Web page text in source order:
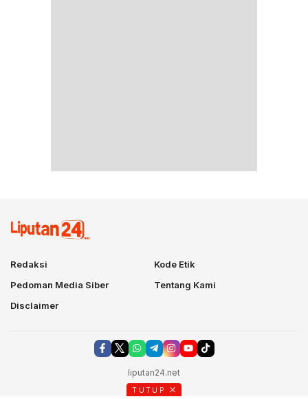
Redaksi
Kode Etik
Pedoman Media Siber
Tentang Kami
Disclaimer
liputan24.net
TUTUP